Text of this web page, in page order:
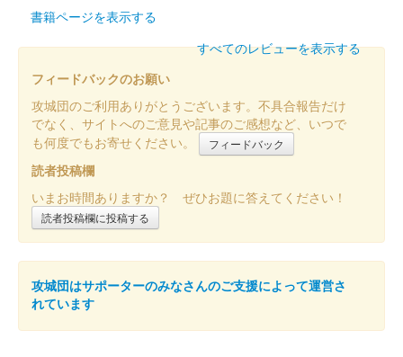
沼田城跡 御城印 夏至
販売終了
沼田城跡 御城印 旧暦（水無月） 2025年版
沼田城跡 御城印
販売終了
書籍ページを表示する
すべてのレビューを表示する
フィードバックのお願い
攻城団のご利用ありがとうございます。不具合報告だけ
でなく、サイトへのご意見や記事のご感想など、いつで
も何度でもお寄せください。
フィードバック
読者投稿欄
いまお時間ありますか？ ぜひお題に答えてください！
読者投稿欄に投稿する
攻城団はサポーターのみなさんのご支援によって運営さ
れています